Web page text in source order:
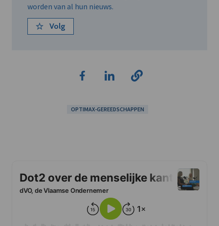
worden van al hun nieuws.
Volg
OPTIMAX-GEREEDSCHAPPEN